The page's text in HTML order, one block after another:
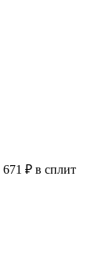
671 ₽ в сплит